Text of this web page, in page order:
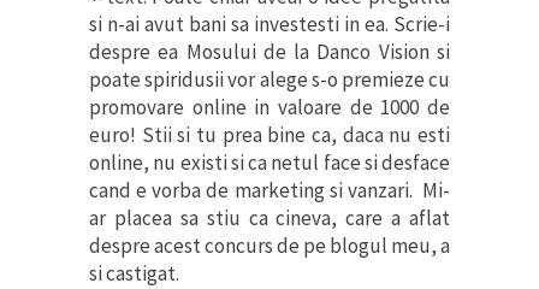
si n-ai avut bani sa investesti in ea. Scrie-i
despre ea Mosului de la Danco Vision si
poate spiridusii vor alege s-o premieze cu
promovare online in valoare de 1000 de
euro! Stii si tu prea bine ca, daca nu esti
online, nu existi si ca netul face si desface
cand e vorba de marketing si vanzari. Mi-
ar placea sa stiu ca cineva, care a aflat
despre acest concurs de pe blogul meu, a
si castigat.